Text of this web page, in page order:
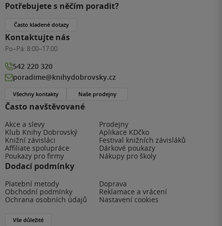
Často navštěvované
Akce a slevy
Prodejny
Klub Knihy Dobrovský
Aplikace KDčko
Knižní závisláci
Festival knižních závisláků
Affiliate spolupráce
Dárkové poukazy
Poukazy pro firmy
Nákupy pro školy
Dodací podmínky
Platební metody
Doprava
Obchodní podmínky
Reklamace a vrácení
Ochrana osobních údajů
Nastavení cookies
Vše důležité
Potřebujete s něčím poradit?
Často kladené dotazy
Kontaktujte nás
Po–Pá: 8:00–17:00
542 220 320
poradime@knihydobrovsky.cz
Všechny kontakty Naše prodejny